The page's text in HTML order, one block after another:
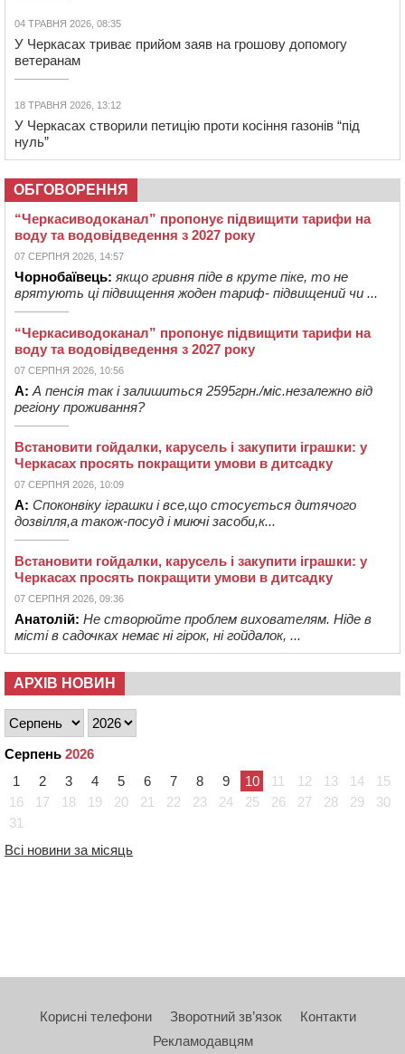
04 ТРАВНЯ 2026, 08:35
У Черкасах триває прийом заяв на грошову допомогу
ветеранам
18 ТРАВНЯ 2026, 13:12
У Черкасах створили петицію проти косіння газонів “під
нуль”
ОБГОВОРЕННЯ
“Черкасиводоканал” пропонує підвищити тарифи на
воду та водовідведення з 2027 року
07 СЕРПНЯ 2026, 14:57
Чорнобаївець: якщо гривня піде в круте піке, то не
врятують ці підвищення жоден тариф- підвищений чи ...
“Черкасиводоканал” пропонує підвищити тарифи на
воду та водовідведення з 2027 року
07 СЕРПНЯ 2026, 10:56
А: А пенсія так і залишиться 2595грн./міс.незалежно від
регіону проживання?
Встановити гойдалки, карусель і закупити іграшки: у
Черкасах просять покращити умови в дитсадку
07 СЕРПНЯ 2026, 10:09
А: Споконвіку іграшки і все,що стосується дитячого
дозвілля,а також-посуд і миючі засоби,к...
Встановити гойдалки, карусель і закупити іграшки: у
Черкасах просять покращити умови в дитсадку
07 СЕРПНЯ 2026, 09:36
Анатолій: Не створюйте проблем вихователям. Ніде в
місті в садочках немає ні гірок, ні гойдалок, ...
АРХІВ НОВИН
Серпень 2026
1
2 3 4 5 6 7 8 9 10 11 12 13 14
15
16
17 18 19 20 21 22 23 24 25 26 27 28 29
30
31
Всі новини за місяць
Корисні телефони Зворотний зв’язок
Контакти
Рекламодавцям